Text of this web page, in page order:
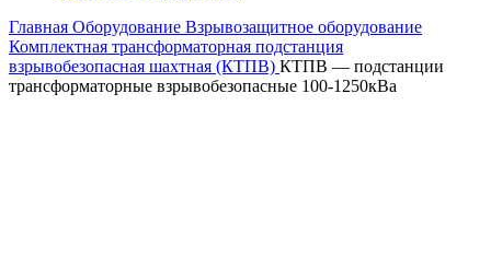
Главная Оборудование Взрывозащитное оборудование
Комплектная трансформаторная подстанция
взрывобезопасная шахтная (КТПВ) КТПВ — подстанции
трансформаторные взрывобезопасные 100-1250кВа